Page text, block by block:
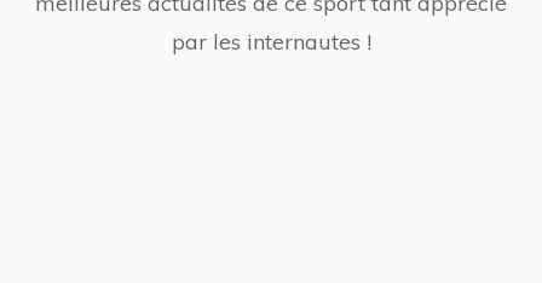
par les internautes !